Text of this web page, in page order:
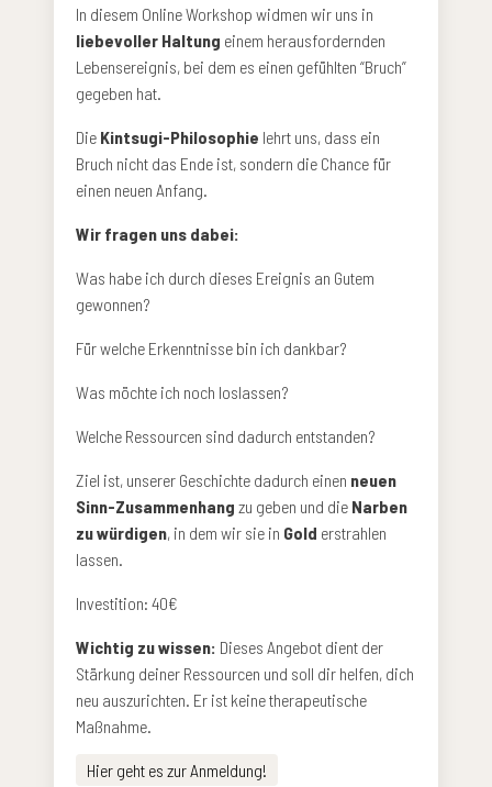
In diesem Online Workshop widmen wir uns in
liebevoller Haltung einem herausfordernden
Lebensereignis, bei dem es einen gefühlten “Bruch”
gegeben hat.
Die Kintsugi-Philosophie lehrt uns, dass ein
Bruch nicht das Ende ist, sondern die Chance für
einen neuen Anfang.
Wir fragen uns dabei:
Was habe ich durch dieses Ereignis an Gutem
gewonnen?
Für welche Erkenntnisse bin ich dankbar?
Was möchte ich noch loslassen?
Welche Ressourcen sind dadurch entstanden?
Ziel ist, unserer Geschichte dadurch einen neuen
Sinn-Zusammenhang zu geben und die Narben
zu würdigen, in dem wir sie in Gold erstrahlen
lassen.
Investition: 40€
Wichtig zu wissen: Dieses Angebot dient der
Stärkung deiner Ressourcen und soll dir helfen, dich
neu auszurichten. Er ist keine therapeutische
Maßnahme.
Hier geht es zur Anmeldung!